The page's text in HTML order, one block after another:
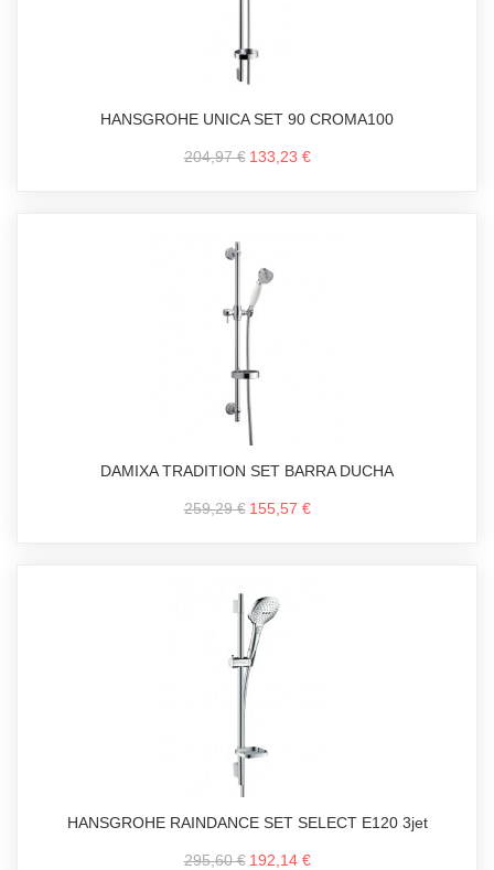
HANSGROHE UNICA SET 90 CROMA100
204,97 € 133,23 €
DAMIXA TRADITION SET BARRA DUCHA
259,29 € 155,57 €
HANSGROHE RAINDANCE SET SELECT E120 3jet
295,60 € 192,14 €